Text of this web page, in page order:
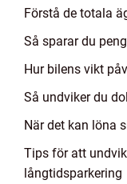
Förstå de totala
Så sparar du
Hur bilens vikt
Så undviker du
När det kan löna
Tips för att
långtidsparkering